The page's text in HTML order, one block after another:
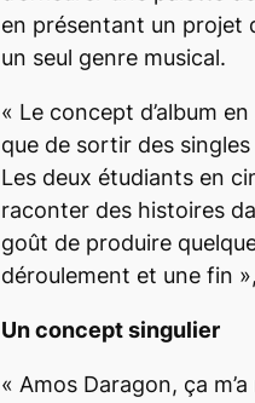
u
d
o
en présentant un projet
un seul genre musical.
« Le concept d’album
que de sortir des
Les deux étudiants en
raconter des histoires
goût de produire
déroulement et une fin
Un concept singulier
« Amos Daragon, ça